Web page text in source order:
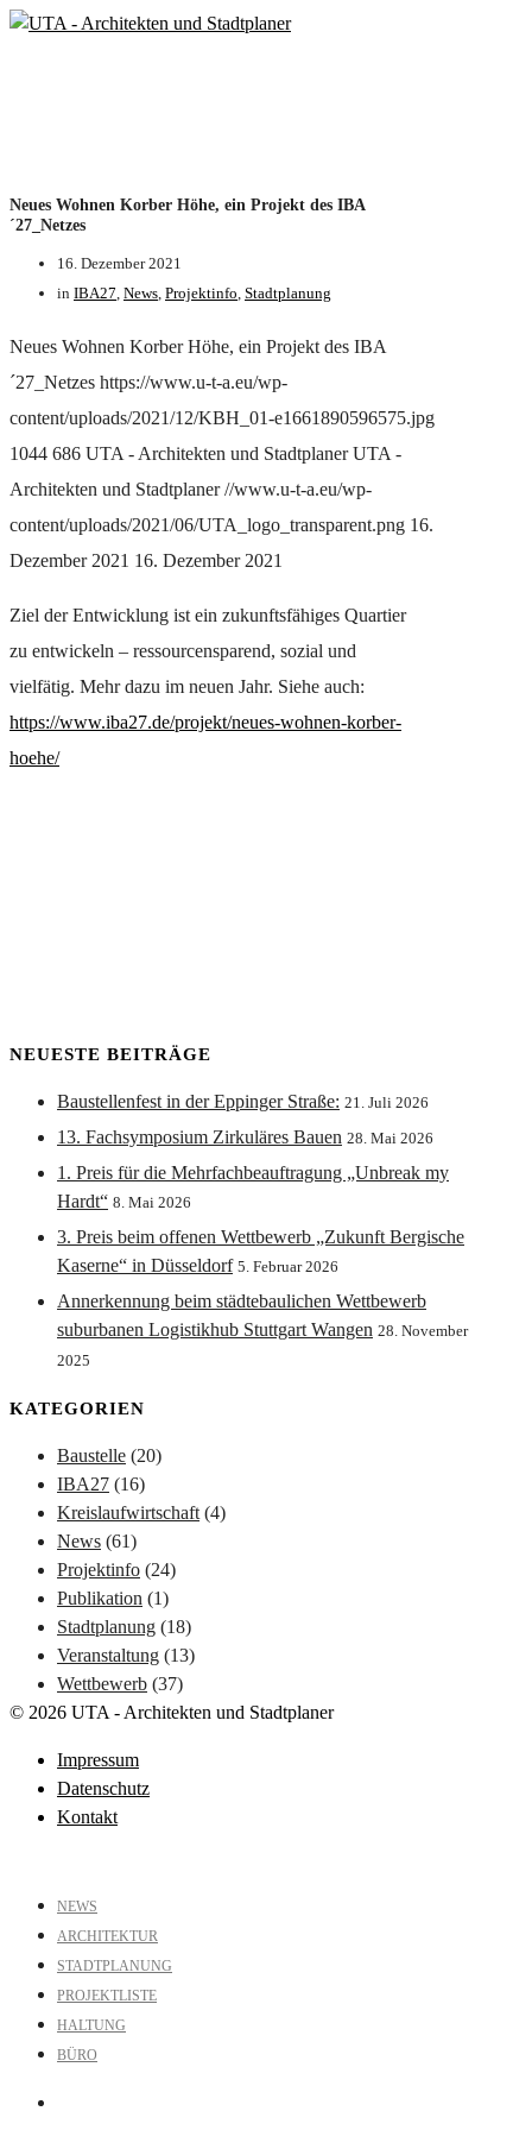
Neues Wohnen Korber Höhe, ein Projekt des IBA
´27_Netzes
16. Dezember 2021
in IBA27, News, Projektinfo, Stadtplanung
Neues Wohnen Korber Höhe, ein Projekt des IBA
´27_Netzes https://www.u-t-a.eu/wp-
content/uploads/2021/12/KBH_01-e1661890596575.jpg
1044 686 UTA - Architekten und Stadtplaner UTA -
Architekten und Stadtplaner //www.u-t-a.eu/wp-
content/uploads/2021/06/UTA_logo_transparent.png 16.
Dezember 2021 16. Dezember 2021
Ziel der Entwicklung ist ein zukunftsfähiges Quartier
zu entwickeln – ressourcensparend, sozial und
vielfätig. Mehr dazu im neuen Jahr. Siehe auch:
https://www.iba27.de/projekt/neues-wohnen-korber-
hoehe/
NEUESTE BEITRÄGE
Baustellenfest in der Eppinger Straße: 21. Juli 2026
13. Fachsymposium Zirkuläres Bauen 28. Mai 2026
1. Preis für die Mehrfachbeauftragung „Unbreak my
Hardt“ 8. Mai 2026
3. Preis beim offenen Wettbewerb „Zukunft Bergische
Kaserne“ in Düsseldorf 5. Februar 2026
Annerkennung beim städtebaulichen Wettbewerb
suburbanen Logistikhub Stuttgart Wangen 28. November
2025
KATEGORIEN
Baustelle (20)
IBA27 (16)
Kreislaufwirtschaft (4)
News (61)
Projektinfo (24)
Publikation (1)
Stadtplanung (18)
Veranstaltung (13)
Wettbewerb (37)
© 2026 UTA - Architekten und Stadtplaner
Impressum
Datenschutz
Kontakt
NEWS
ARCHITEKTUR
STADTPLANUNG
PROJEKTLISTE
HALTUNG
BÜRO